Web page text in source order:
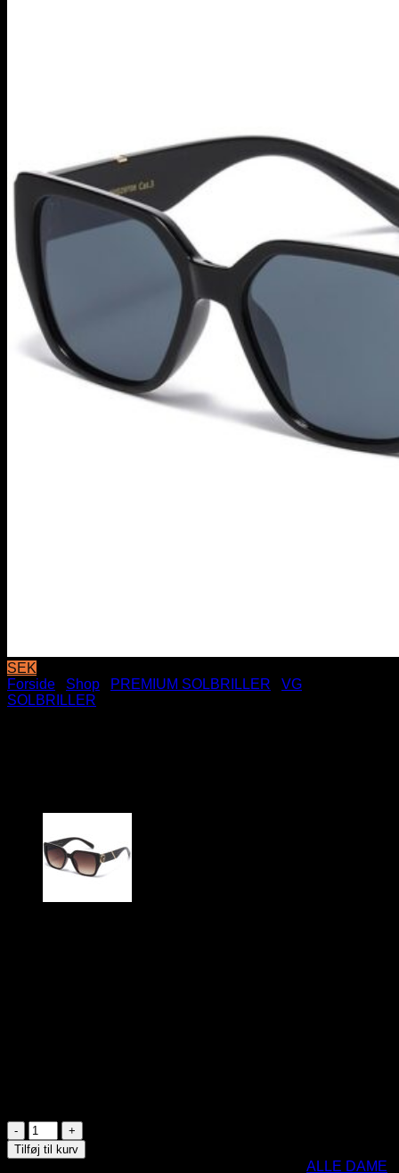
SEK
Forside
Shop PREMIUM SOLBRILLER
VG
SOLBRILLER
Sorte
VG
Solbriller
Tilføj til kurv
ALLE DAME